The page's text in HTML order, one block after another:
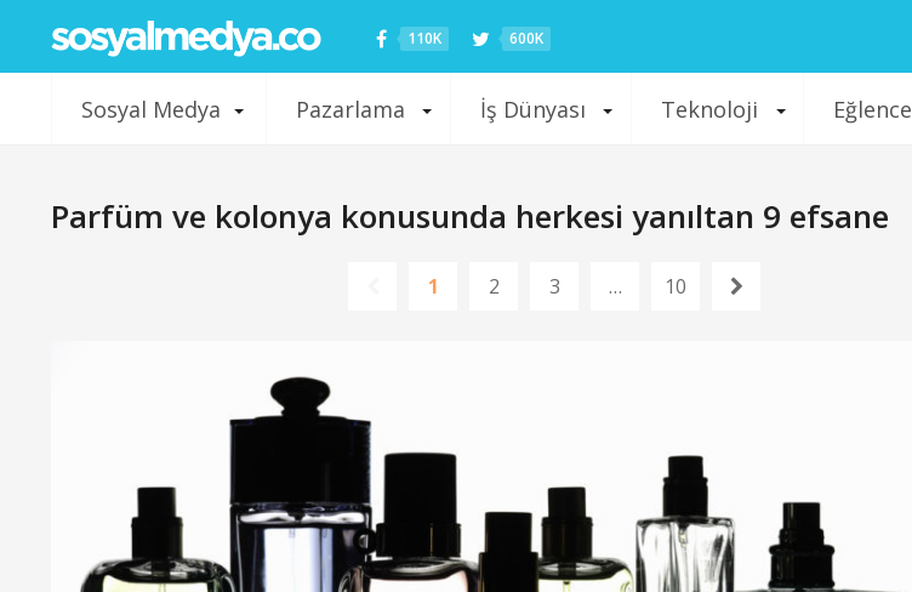
110K 600K
Sosyal Medya Pazarlama İş Dünyası Teknoloji Eğlence
Parfüm ve kolonya konusunda herkesi yanıltan 9 efsane
1 2 3 … 10